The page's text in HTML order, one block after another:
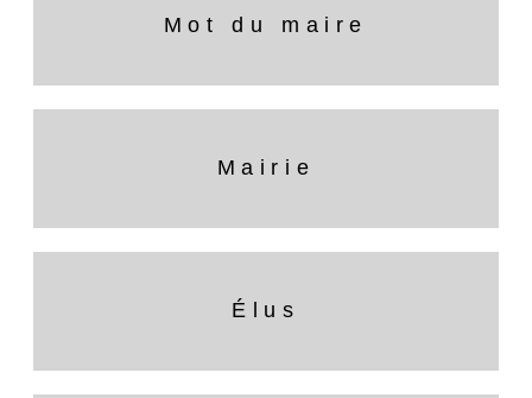
Mot du maire
Mairie
Élus